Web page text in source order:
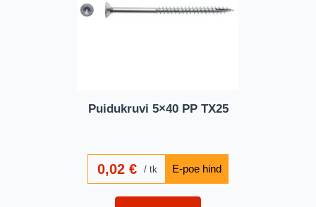
Puidukruvi 5×40 PP TX25
0,02€ tk